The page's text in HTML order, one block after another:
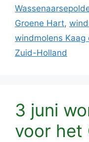
Groene Hart,
windmolens Kaag
Zuid-Holland
3 juni
voor het